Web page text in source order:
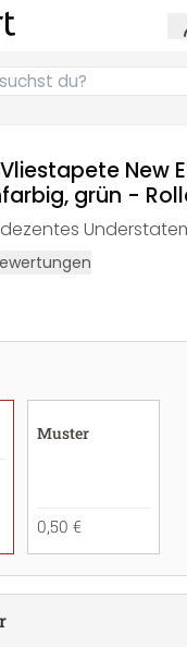
New
grün -
Muster
0,50 €